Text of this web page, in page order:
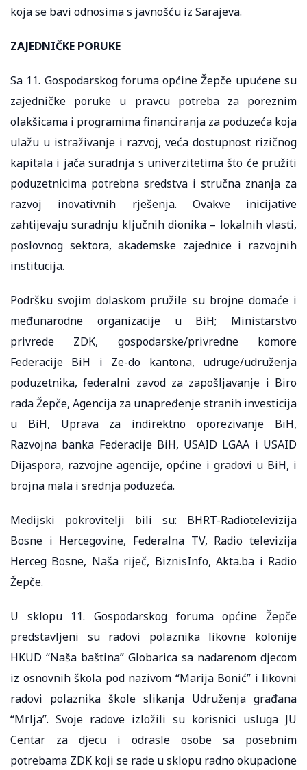
koja se bavi odnosima s javnošću iz Sarajeva.
ZAJEDNIČKE PORUKE
Sa 11. Gospodarskog foruma općine Žepče upućene su
zajedničke poruke u pravcu potreba za poreznim
olakšicama i programima financiranja za poduzeća koja
ulažu u istraživanje i razvoj, veća dostupnost rizičnog
kapitala i jača suradnja s univerzitetima što će pružiti
poduzetnicima potrebna sredstva i stručna znanja za
razvoj inovativnih rješenja. Ovakve inicijative
zahtijevaju suradnju ključnih dionika – lokalnih vlasti,
poslovnog sektora, akademske zajednice i razvojnih
institucija.
Podršku svojim dolaskom pružile su brojne domaće i
međunarodne organizacije u BiH; Ministarstvo
privrede ZDK, gospodarske/privredne komore
Federacije BiH i Ze-do kantona, udruge/udruženja
poduzetnika, federalni zavod za zapošljavanje i Biro
rada Žepče, Agencija za unapređenje stranih investicija
u BiH, Uprava za indirektno oporezivanje BiH,
Razvojna banka Federacije BiH, USAID LGAA i USAID
Dijaspora, razvojne agencije, općine i gradovi u BiH, i
brojna mala i srednja poduzeća.
Medijski pokrovitelji bili su: BHRT-Radiotelevizija
Bosne i Hercegovine, Federalna TV, Radio televizija
Herceg Bosne, Naša riječ, BiznisInfo, Akta.ba i Radio
Žepče.​
U sklopu 11. Gospodarskog foruma općine Žepče
predstavljeni su radovi polaznika likovne kolonije
HKUD “Naša baština” Globarica sa nadarenom djecom
iz osnovnih škola pod nazivom “Marija Bonić” i likovni
radovi polaznika škole slikanja Udruženja građana
“Mrlja”. Svoje radove izložili su korisnici usluga JU
Centar za djecu i odrasle osobe sa posebnim
potrebama ZDK koji se rade u sklopu radno okupacione